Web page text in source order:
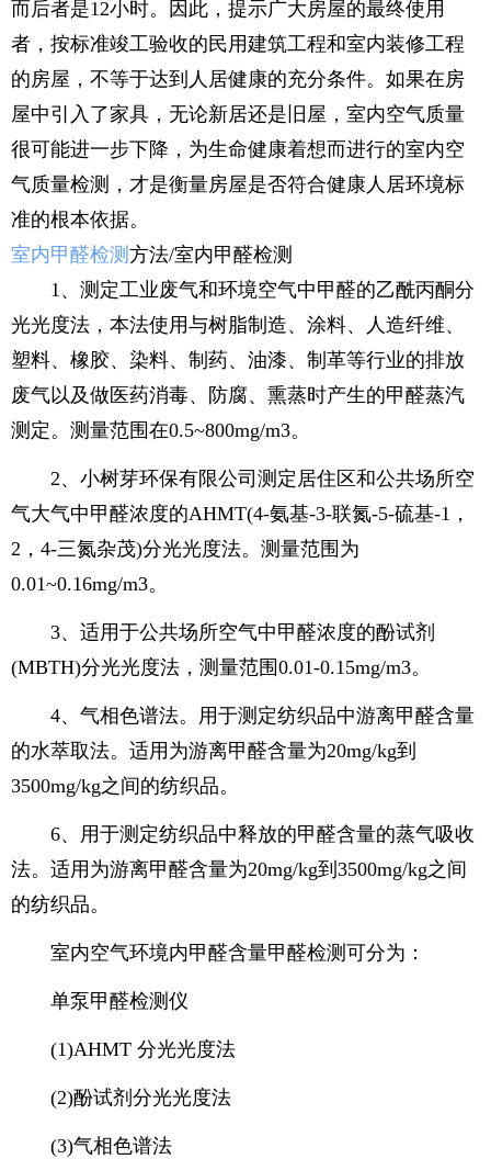
而后者是12小时。因此，提示广大房屋的最终使用
者，按标准竣工验收的民用建筑工程和室内装修工程
的房屋，不等于达到人居健康的充分条件。如果在房
屋中引入了家具，无论新居还是旧屋，室内空气质量
很可能进一步下降，为生命健康着想而进行的室内空
气质量检测，才是衡量房屋是否符合健康人居环境标
准的根本依据。
室内甲醛检测 方法/室内甲醛检测
1、测定工业废气和环境空气中甲醛的乙酰丙酮分
光光度法，本法使用与树脂制造、涂料、人造纤维、
塑料、橡胶、染料、制药、油漆、制革等行业的排放
废气以及做医药消毒、防腐、熏蒸时产生的甲醛蒸汽
测定。测量范围在0.5~800mg/m3。
2、小树芽环保有限公司测定居住区和公共场所空
气大气中甲醛浓度的AHMT(4-氨基-3-联氮-5-硫基-1，
2，4-三氮杂茂)分光光度法。测量范围为
0.01~0.16mg/m3。
3、适用于公共场所空气中甲醛浓度的酚试剂
(MBTH)分光光度法，测量范围0.01-0.15mg/m3。
4、气相色谱法。用于测定纺织品中游离甲醛含量
的水萃取法。适用为游离甲醛含量为20mg/kg到
3500mg/kg之间的纺织品。
6、用于测定纺织品中释放的甲醛含量的蒸气吸收
法。适用为游离甲醛含量为20mg/kg到3500mg/kg之间
的纺织品。
室内空气环境内甲醛含量甲醛检测可分为：
单泵甲醛检测仪
(1)AHMT 分光光度法
(2)酚试剂分光光度法
(3)气相色谱法